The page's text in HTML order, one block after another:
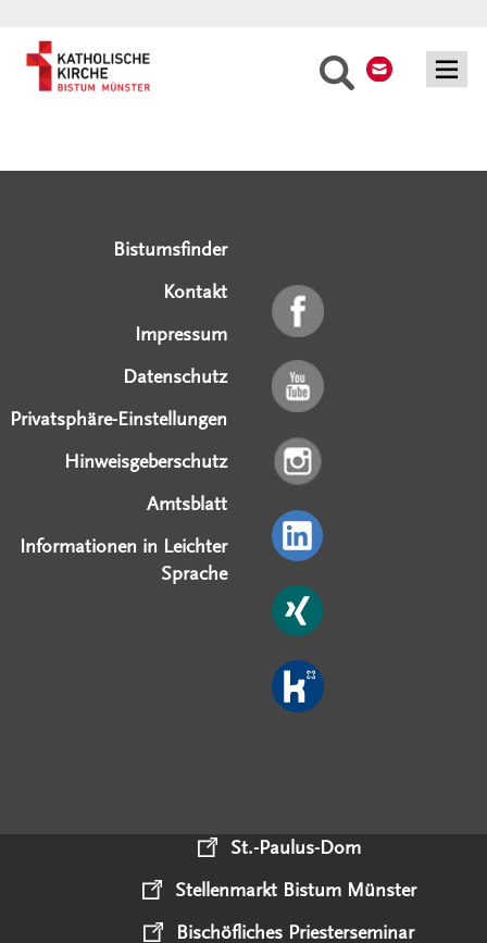
Suche
Bistumsfinder
Kontakt
Impressum
Datenschutz
Privatsphäre-Einstellungen
Hinweisgeberschutz
Amtsblatt
Informationen in Leichter
Sprache
St.-Paulus-Dom
Stellenmarkt Bistum Münster
Bischöfliches Priesterseminar